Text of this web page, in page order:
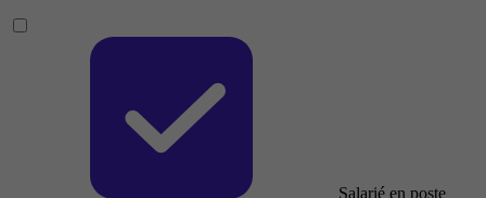
Salarié en poste